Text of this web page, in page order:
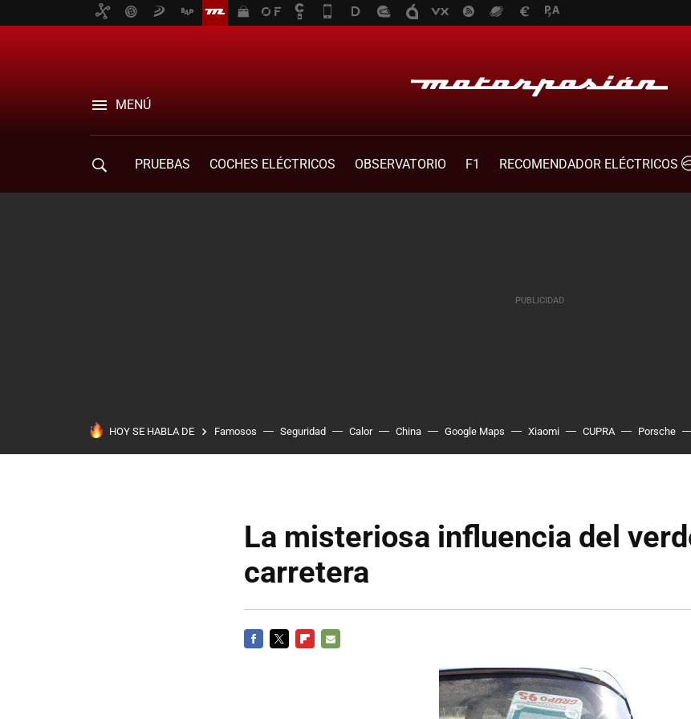
MENÚ
PRUEBAS COCHES ELÉCTRICOS OBSERVATORIO F1
RECOMENDADOR ELÉCTRICOS
HOY SE HABLA DE Famosos Seguridad Calor China Google Maps Xiaomi CUPRA Porsche
La misteriosa influencia del
carretera